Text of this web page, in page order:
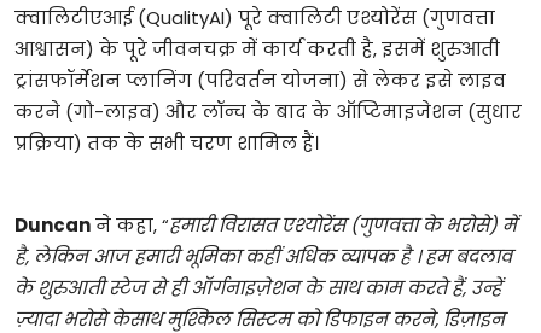
क्वालिटीएआई (QualityAI) पूरे क्वालिटी एश्योरेंस (गुणवत्ता
आश्वासन) के पूरे जीवनचक्र में कार्य करती है, इसमें शुरुआती
ट्रांसफॉर्मेशन प्लानिंग (परिवर्तन योजना) से लेकर इसे लाइव
करने (गो-लाइव) और लॉन्च के बाद के ऑप्टिमाइजेशन (सुधार
प्रक्रिया) तक के सभी चरण शामिल हैं।
Duncanने कहा, “हमारी विरासत एश्योरेंस (गुणवत्ता के भरोसे) में
है, लेकिन आज हमारी भूमिका कहीं अधिक व्यापक है । हम बदलाव
के शुरुआती स्टेज से ही ऑर्गनाइज़ेशन के साथ काम करते हैं, उन्हें
ज़्यादा भरोसे केसाथ मुश्किल सिस्टम को डिफाइन करने, डिज़ाइन